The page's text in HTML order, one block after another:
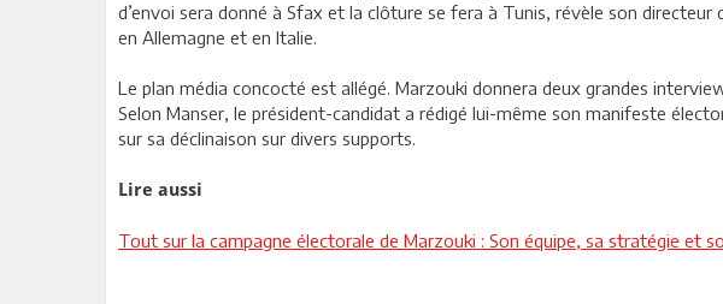
d’envoi sera donné à Sfax et la clôture se fera à Tunis, révèle son
en Allemagne et en Italie.
Le plan média concocté est allégé. Marzouki donnera deux grandes
Selon Manser, le président-candidat a rédigé lui-même son manifeste
sur sa déclinaison sur divers supports.
Lire aussi
Tout sur la campagne électorale de Marzouki : Son équipe, sa stratégie et